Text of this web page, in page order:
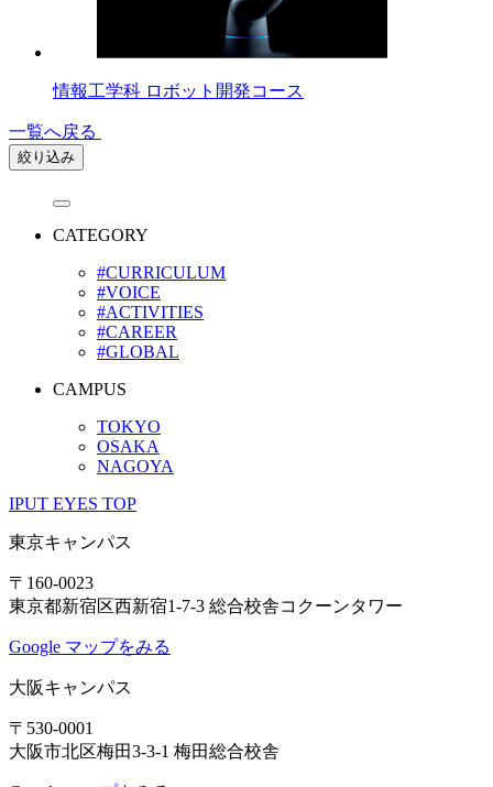
情報工学科 ロボット開発コース
一覧へ戻る
絞り込み
CATEGORY
#CURRICULUM
#VOICE
#ACTIVITIES
#CAREER
#GLOBAL
CAMPUS
TOKYO
OSAKA
NAGOYA
IPUT EYES TOP
東京キャンパス
〒160-0023
東京都新宿区西新宿1-7-3 総合校舎コクーンタワー
Google マップをみる
大阪キャンパス
〒530-0001
大阪市北区梅田3-3-1 梅田総合校舎